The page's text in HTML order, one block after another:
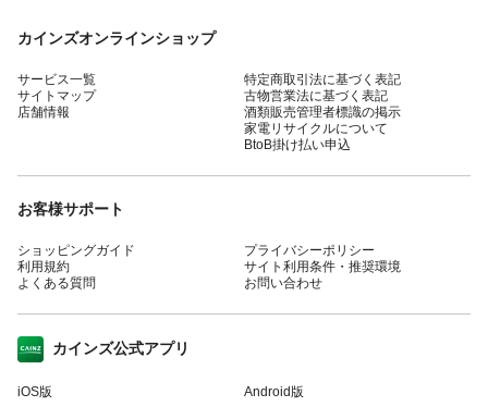
カインズオンラインショップ
サービス一覧
サイトマップ
店舗情報
特定商取引法に基づく表記
古物営業法に基づく表記
酒類販売管理者標識の掲示
家電リサイクルについて
BtoB掛け払い申込
お客様サポート
ショッピングガイド
利用規約
よくある質問
プライバシーポリシー
サイト利用条件・推奨環境
お問い合わせ
カインズ公式アプリ
iOS版 Android版